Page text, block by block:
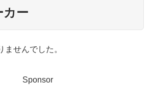
カー
ませんでした。
Sponsor